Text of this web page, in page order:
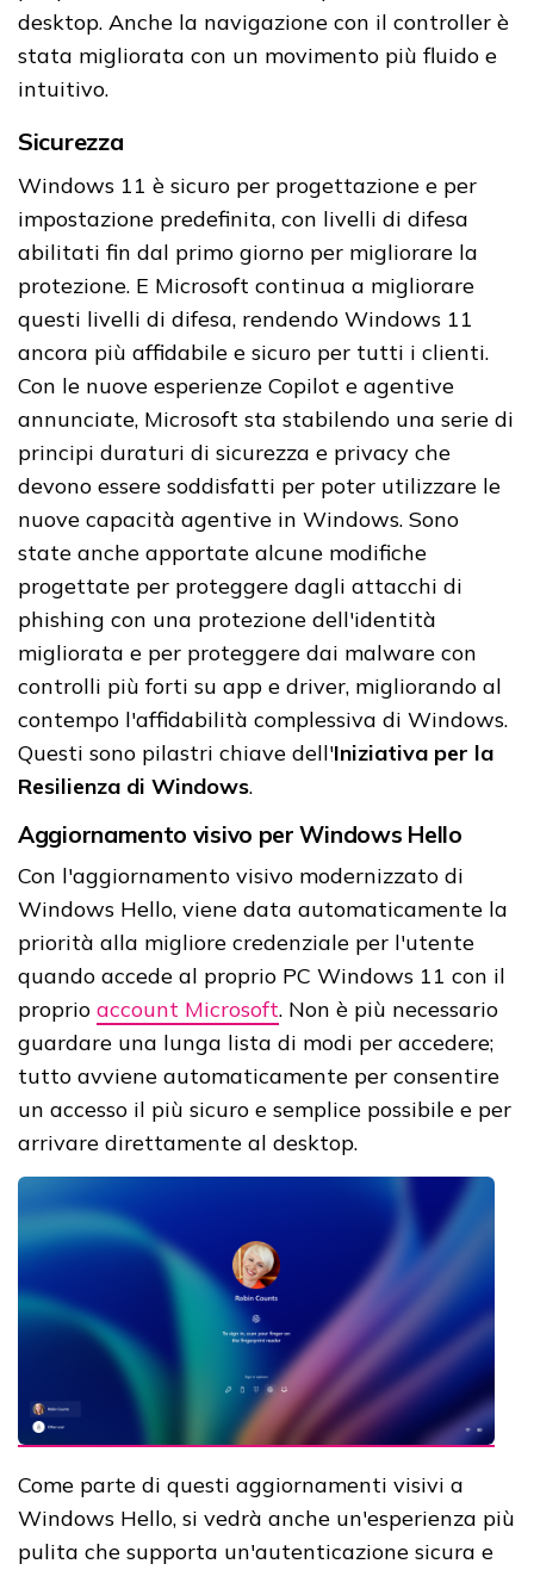
desktop. Anche la navigazione con il controller è
stata migliorata con un movimento più fluido e
intuitivo.
Sicurezza
Windows 11 è sicuro per progettazione e per
impostazione predefinita, con livelli di difesa
abilitati fin dal primo giorno per migliorare la
protezione. E Microsoft continua a migliorare
questi livelli di difesa, rendendo Windows 11
ancora più affidabile e sicuro per tutti i clienti.
Con le nuove esperienze Copilot e agentive
annunciate, Microsoft sta stabilendo una serie di
principi duraturi di sicurezza e privacy che
devono essere soddisfatti per poter utilizzare le
nuove capacità agentive in Windows. Sono
state anche apportate alcune modifiche
progettate per proteggere dagli attacchi di
phishing con una protezione dell'identità
migliorata e per proteggere dai malware con
controlli più forti su app e driver, migliorando al
contempo l'affidabilità complessiva di Windows.
Questi sono pilastri chiave dell'Iniziativa per la
Resilienza di Windows.
Aggiornamento visivo per Windows Hello
Con l'aggiornamento visivo modernizzato di
Windows Hello, viene data automaticamente la
priorità alla migliore credenziale per l'utente
quando accede al proprio PC Windows 11 con il
proprio account Microsoft. Non è più necessario
guardare una lunga lista di modi per accedere;
tutto avviene automaticamente per consentire
un accesso il più sicuro e semplice possibile e per
arrivare direttamente al desktop.
Come parte di questi aggiornamenti visivi a
Windows Hello, si vedrà anche un'esperienza più
pulita che supporta un'autenticazione sicura e